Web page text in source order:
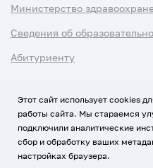
Министерство
Сведения об
Абитуриенту
Использование Cookies
Политика обработки
Этот сайт использует cookies
работы сайта. Мы стараемся
подключили аналитические
сбор и обработку ваших
настройках браузера.